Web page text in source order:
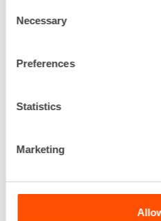
Selection
Necessary
Preferences
Statistics
Marketing
lasilankuista, joiden
muiden yksilöllisten
niiden rakenteet
yhteistyötä, jotta
varmistettua.
Rakennuksen